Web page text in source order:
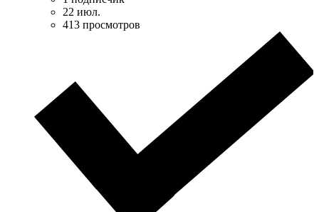
22 июл.
413 просмотров